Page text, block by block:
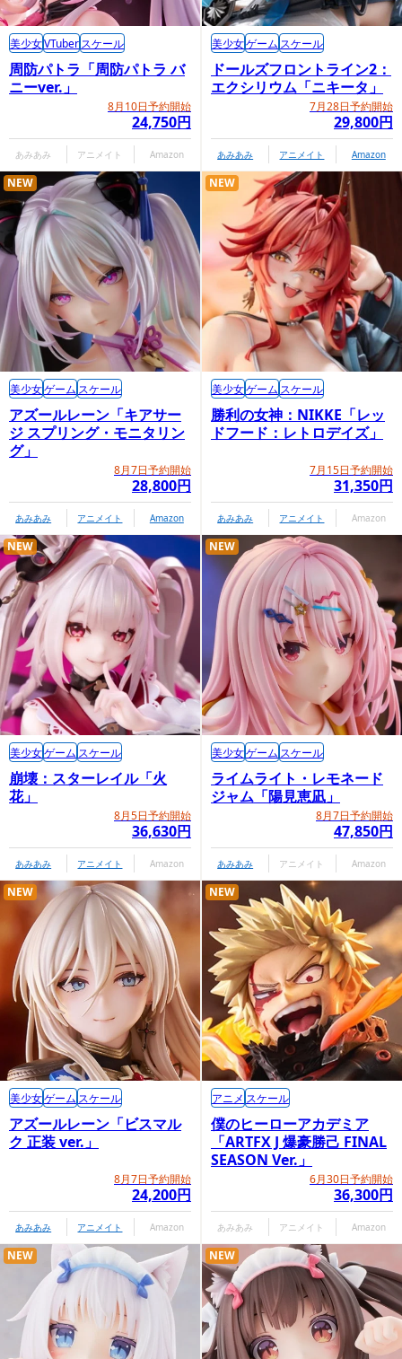
周防パトラ「周防パトラ バ
ニーver.」
8月10日予約開始
24,750円
美少女VTuberスケール
あみあみ アニメイト Amazon
ドールズフロントライン2：
エクシリウム「ニキータ」
7月28日予約開始
29,800円
美少女ゲーム スケール
あみあみ アニメイト Amazon
アズールレーン「キアサー
ジ スプリング・モニタリン
グ」
8月7日予約開始
28,800円
NEW
美少女ゲーム スケール
あみあみ アニメイト Amazon
勝利の女神：NIKKE「レッ
ドフード：レトロデイズ」
7月15日予約開始
31,350円
NEW
美少女ゲーム スケール
あみあみ アニメイト Amazon
崩壊：スターレイル「火
花」
8月5日予約開始
36,630円
NEW
美少女ゲーム スケール
あみあみ アニメイト Amazon
ライムライト・レモネード
ジャム「陽見恵凪」
8月7日予約開始
47,850円
NEW
美少女ゲーム スケール
あみあみ アニメイト Amazon
アズールレーン「ビスマル
ク 正装 ver.」
8月7日予約開始
24,200円
NEW
美少女ゲーム スケール
あみあみ アニメイト Amazon
僕のヒーローアカデミア
「ARTFX J 爆豪勝己 FINAL
SEASON Ver.」
6月30日予約開始
36,300円
NEW
アニメ スケール
あみあみ アニメイト Amazon
NEW NEW